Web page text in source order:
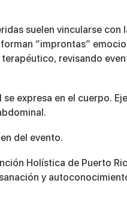
suelen vincularse con
“improntas”
revisando
expresa en el cuerpo.
del evento.
Holística de Puerto
y